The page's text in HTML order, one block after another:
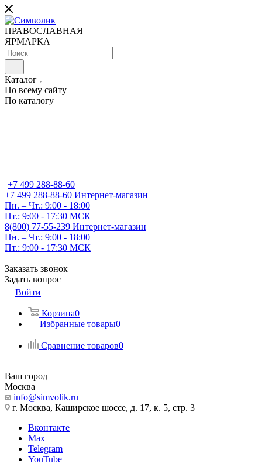
ПРАВОСЛАВНАЯ
ЯРМАРКА
Каталог
По всему сайту
По каталогу
+7 499 288-88-60
+7 499 288-88-60 Интернет-магазин
Пн. – Чт.: 9:00 - 18:00
Пт.: 9:00 - 17:30 МСК
8(800) 77-55-239 Интернет-магазин
Пн. – Чт.: 9:00 - 18:00
Пт.: 9:00 - 17:30 МСК
Заказать звонок
Задать вопрос
Войти
Корзина0
Избранные товары0
Сравнение товаров0
Ваш город
Москва
info@simvolik.ru
г. Москва, Каширское шоссе, д. 17, к. 5, стр. 3
Вконтакте
Max
Telegram
YouTube